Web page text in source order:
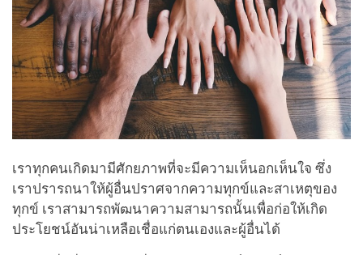
เราทุกคนเกิดมามีศักยภาพที่จะมีความเห็นอกเห็นใจ ซึ่ง
เราปรารถนาให้ผู้อื่นปราศจากความทุกข์และสาเหตุของ
ทุกข์ เราสามารถพัฒนาความสามารถนั้นเพื่อก่อให้เกิด
ประโยชน์อันน่าเหลือเชื่อแก่ตนเองและผู้อื่นได้